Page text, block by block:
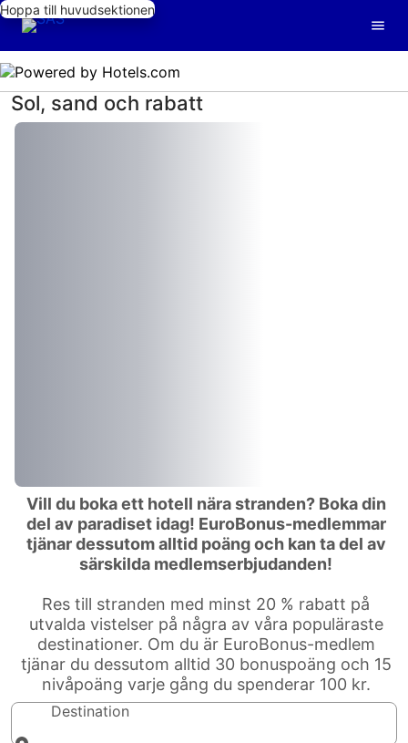
Hoppa till huvudsektionen
Sol, sand och rabatt
Vill du boka ett hotell nära stranden? Boka din
del av paradiset idag! EuroBonus-medlemmar
tjänar dessutom alltid poäng och kan ta del av
särskilda medlemserbjudanden!
Res till stranden med minst 20 % rabatt på
utvalda vistelser på några av våra populäraste
destinationer. Om du är EuroBonus-medlem
tjänar du dessutom alltid 30 bonuspoäng och 15
nivåpoäng varje gång du spenderar 100 kr.
Destination